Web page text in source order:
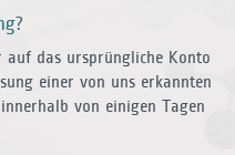
auf das ursprüngliche Konto
einer von uns erkannten
von einigen Tagen